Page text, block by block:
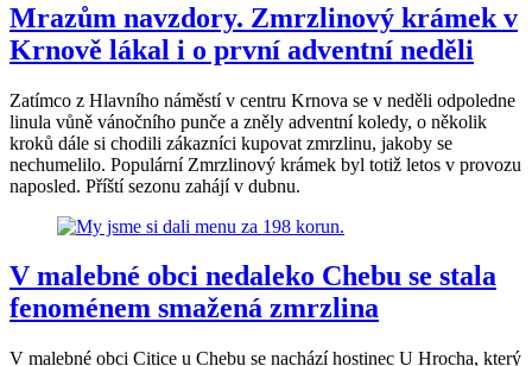
Mrazům navzdory. Zmrzlinový krámek v
Krnově lákal i o první adventní neděli
Zatímco z Hlavního náměstí v centru Krnova se v neděli odpoledne
linula vůně vánočního punče a zněly adventní koledy, o několik
kroků dále si chodili zákazníci kupovat zmrzlinu, jakoby se
nechumelilo. Populární Zmrzlinový krámek byl totiž letos v provozu
naposled. Příští sezonu zahájí v dubnu.
V malebné obci nedaleko Chebu se stala
fenoménem smažená zmrzlina
V malebné obci Citice u Chebu se nachází hostinec U Hrocha, který